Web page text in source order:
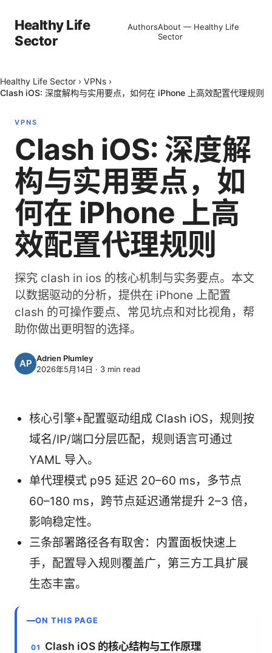
Healthy Life
Sector
AuthorsAbout — Healthy Life
Sector
Healthy Life Sector › VPNs ›
Clash iOS: 深度解构与实用要点，如何在 iPhone 上高效配置代理规则
VPNS
Clash iOS: 深度解
构与实用要点，如
何在 iPhone 上高
效配置代理规则
探究 clash in ios 的核心机制与实务要点。本文
以数据驱动的分析，提供在 iPhone 上配置
clash 的可操作要点、常见坑点和对比视角，帮
助你做出更明智的选择。
Adrien Plumley
2026年5月14日 · 3 min read
核心引擎+配置驱动组成 Clash iOS，规则按
域名/IP/端口分层匹配，规则语言可通过
YAML 导入。
单代理模式 p95 延迟 20–60 ms，多节点
60–180 ms，跨节点延迟通常提升 2–3 倍，
影响稳定性。
三条部署路径各有取舍：内置面板快速上
手，配置导入规则覆盖广，第三方工具扩展
生态丰富。
ON THIS PAGE
Clash iOS 的核心结构与工作原理